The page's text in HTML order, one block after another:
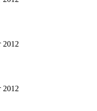
2012
2012